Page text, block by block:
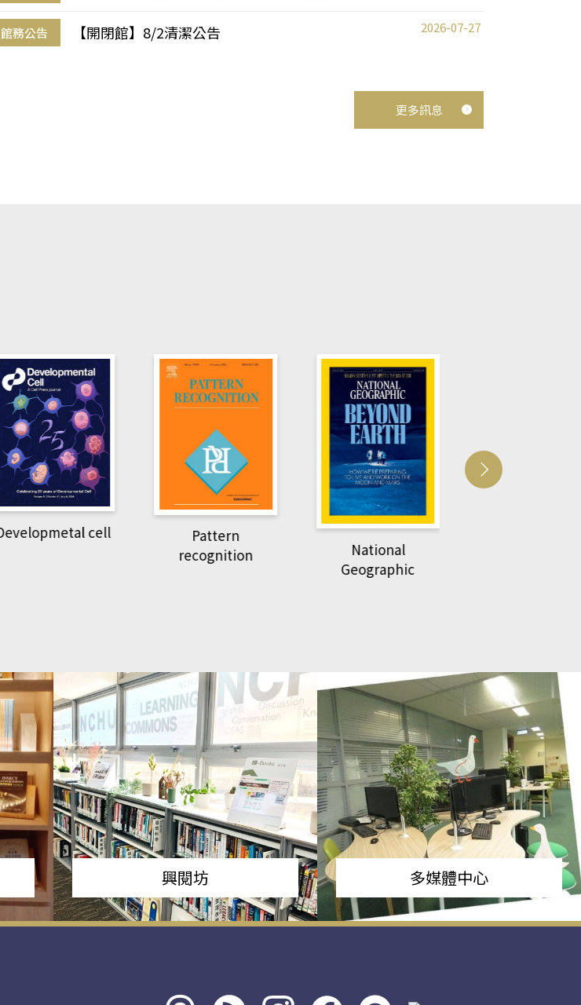
館務公告 【開閉館】8/2清潔公告 2026-07-27
更多訊息
Pattern
National
Geographic
Harvard Business
Review
興閱坊 多媒體中心